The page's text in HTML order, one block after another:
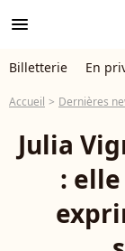
menu
Billetterie En
Accueil Dernières
Julia
: